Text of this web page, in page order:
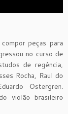
peças para
no curso de
de regência,
Rocha, Raul do
Ostergren.
violão brasileiro